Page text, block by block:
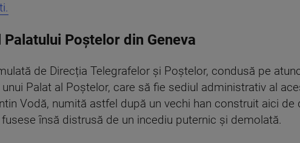
Poștelor din Geneva
de Direcția Telegrafelor și Poștelor, condusă pe
Palat al Poștelor, care să fie sediul administrativ al
Vodă, numită astfel după un vechi han construit aici de
fusese însă distrusă de un incediu puternic și demolată.